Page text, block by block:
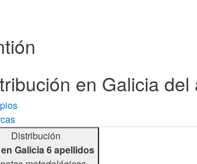
en Galicia del
Distribución
Galicia 6 apellidos